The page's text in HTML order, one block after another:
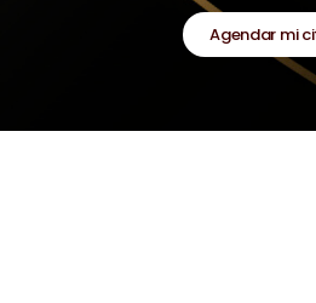
Agendar mi